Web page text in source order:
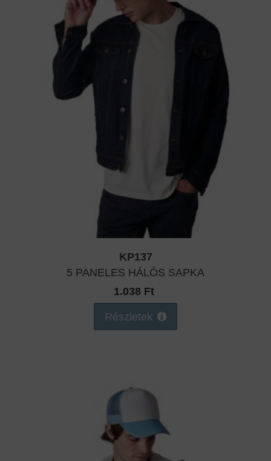
KP137
5 PANELES HÁLÓS SAPKA
1.038 Ft
Részletek